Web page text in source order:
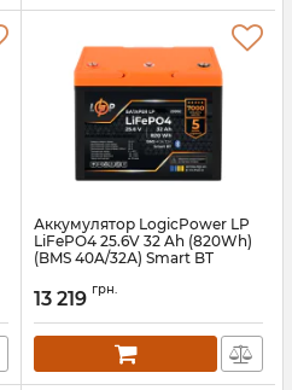
Аккумулятор LogicPower LP
LiFePO4 25.6V 32 Ah (820Wh)
(BMS 40A/32А) Smart BT
13 219 грн.